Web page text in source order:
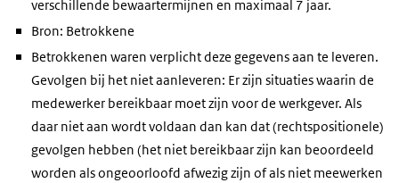
verschillende bewaartermijnen en maximaal 7 jaar.
Bron: Betrokkene
Betrokkenen waren verplicht deze gegevens aan te leveren.
Gevolgen bij het niet aanleveren: Er zijn situaties waarin de
medewerker bereikbaar moet zijn voor de werkgever. Als
daar niet aan wordt voldaan dan kan dat (rechtspositionele)
gevolgen hebben (het niet bereikbaar zijn kan beoordeeld
worden als ongeoorloofd afwezig zijn of als niet meewerken